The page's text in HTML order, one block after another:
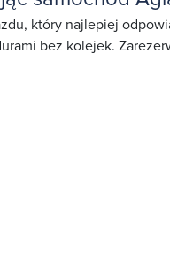
który najlepiej
bez kolejek.